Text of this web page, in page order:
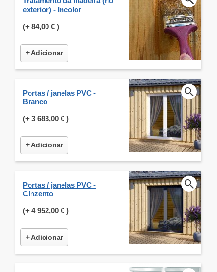
exterior) - Incolor
(+ 84,00 € )
+ Adicionar
Portas / janelas PVC -
Branco
(+ 3 683,00 € )
+ Adicionar
Portas / janelas PVC -
Cinzento
(+ 4 952,00 € )
+ Adicionar